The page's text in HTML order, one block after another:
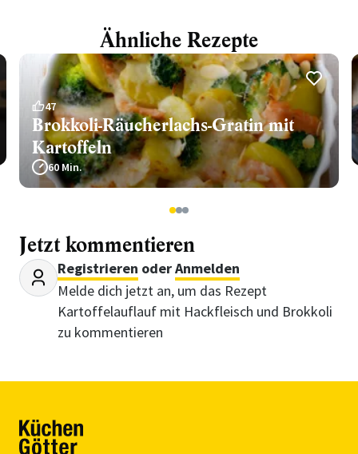
Ähnliche Rezepte
47
Brokkoli-Räucherlachs-Gratin mit
Kartoffeln
60 Min.
123
Jetzt kommentieren
Registrieren oderAnmelden
Melde dich jetzt an, um das Rezept
Kartoffelauflauf mit Hackfleisch und Brokkoli
zu kommentieren